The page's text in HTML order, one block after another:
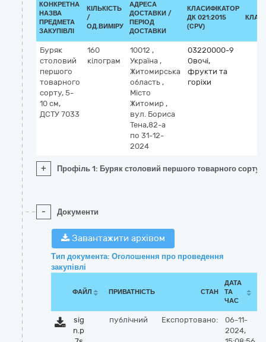
КОНКРЕТНА
НАЗВА
ПРЕДМЕТА
ЗАКУПІВЛІ
КІЛЬКІСТЬ
/
ОД.ВИМІРУ
АДРЕСА
ДОСТАВКИ /
ПЕРІОД
ДОСТАВКИ
КЛАСИФІКАТОР
ДК 021:2015
(CPV)
Буряк
столовий
першого
товарного
сорту, 5-
10 см,
ДСТУ 7033
160
кілограм
10012 ,
Україна ,
Житомирська
область ,
Місто
Житомир ,
вул. Бориса
Тена,82-а
по 31-12-
2024
03220000-9
Овочі,
фрукти та
горіхи
+ Профіль 1: Буряк столовий першого товарного
- Документи
Завантажити архівом
Тип документа: Оголошення про проведення
закупівлі
ФАЙЛ ПРИВАТНІСТЬ СТАН
ДАТА
ТА
ЧАС
sig
n.p
публічний Експортовано:
06-11-
2024,